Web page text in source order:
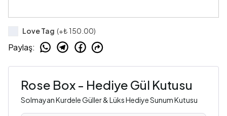
Love Tag (+₺ 150.00)
Paylaş:
Rose Box - Hediye Gül Kutusu
Solmayan Kurdele Güller & Lüks Hediye Sunum Kutusu